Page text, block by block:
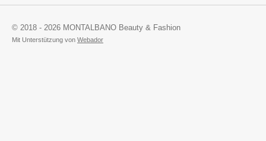
© 2018 - 2026 MONTALBANO Beauty & Fashion
Mit Unterstützung von Webador